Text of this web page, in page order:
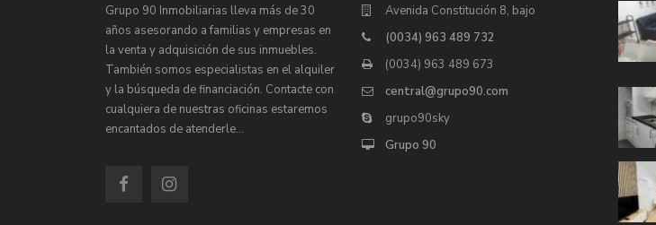
Grupo 90 Inmobiliarias lleva más de 30
años asesorando a familias y empresas en
la venta y adquisición de sus inmuebles.
También somos especialistas en el alquiler
y la búsqueda de financiación. Contacte con
cualquiera de nuestras oficinas estaremos
encantados de atenderle…
Avenida Constitución 8, bajo
(0034) 963 489 732
(0034) 963 489 673
central@grupo90.com
grupo90sky
Grupo 90